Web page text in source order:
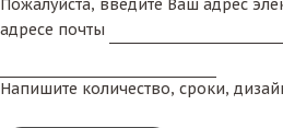
месяцев* на мебель,
расродаже. Дополнительно
Пожалуйста, введите Ваш адрес
адресе почты
Напишите количество, сроки,